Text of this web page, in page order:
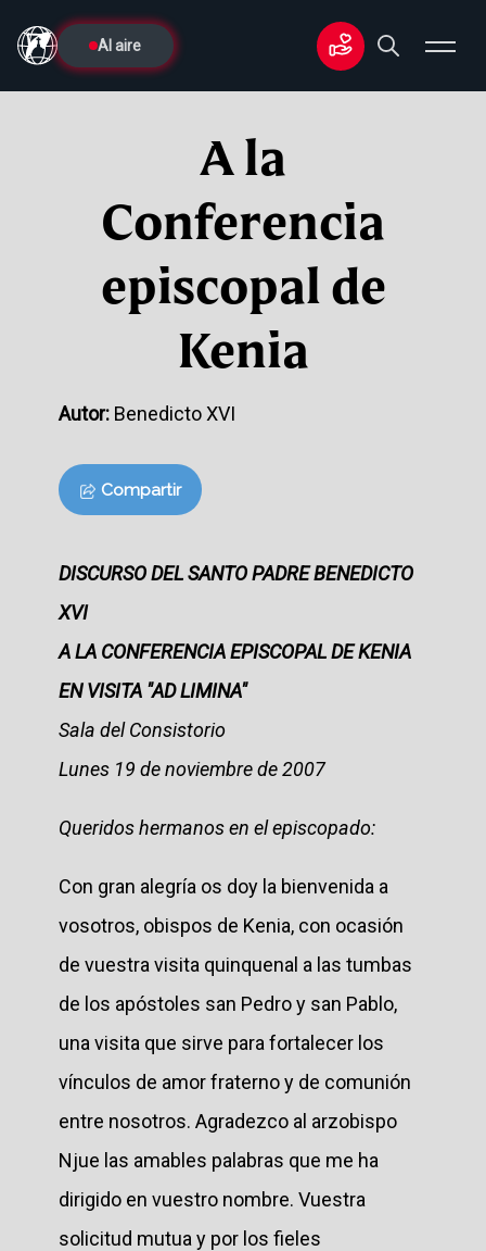
Al aire
A la
Conferencia
episcopal de
Kenia
Autor: Benedicto XVI
Compartir
DISCURSO DEL SANTO PADRE BENEDICTO
XVI
A LA CONFERENCIA EPISCOPAL DE KENIA
EN VISITA "AD LIMINA"
Sala del Consistorio
Lunes 19 de noviembre de 2007
Queridos hermanos en el episcopado:
Con gran alegría os doy la bienvenida a
vosotros, obispos de Kenia, con ocasión
de vuestra visita quinquenal a las tumbas
de los apóstoles san Pedro y san Pablo,
una visita que sirve para fortalecer los
vínculos de amor fraterno y de comunión
entre nosotros. Agradezco al arzobispo
Njue las amables palabras que me ha
dirigido en vuestro nombre. Vuestra
solicitud mutua y por los fieles